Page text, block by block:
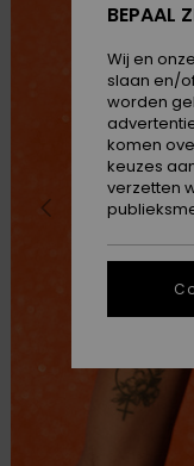
BEPAAL
Wij en
slaan en/
worden
komen
keuzes
verzetten